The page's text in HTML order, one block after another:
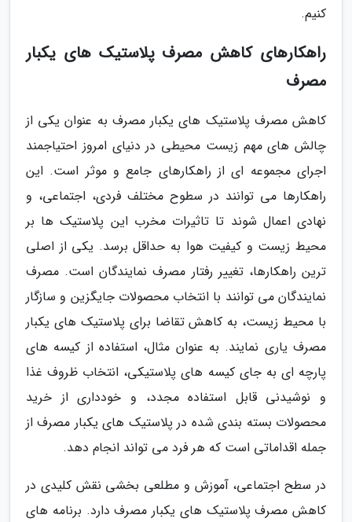
کنیم.
راهکارهای کاهش مصرف پلاستیک های یکبار
مصرف
کاهش مصرف پلاستیک های یکبار مصرف به عنوان یکی از
چالش های مهم زیست محیطی در دنیای امروز احتیاجمند
اجرای مجموعه ای از راهکارهای جامع و موثر است. این
راهکارها می توانند در سطوح مختلف فردی، اجتماعی، و
نهادی اعمال شوند تا تاثیرات مخرب این پلاستیک ها بر
محیط زیست و کیفیت هوا به حداقل برسد. یکی از اصلی
ترین راهکارها، تغییر رفتار مصرف نمایندگان است. مصرف
نمایندگان می توانند با انتخاب محصولات جایگزین و سازگار
با محیط زیست، به کاهش تقاضا برای پلاستیک های یکبار
مصرف یاری نمایند. به عنوان مثال، استفاده از کیسه های
پارچه ای به جای کیسه های پلاستیکی، انتخاب ظروف غذا
و نوشیدنی قابل استفاده مجدد، و خودداری از خرید
محصولات بسته بندی شده در پلاستیک های یکبار مصرف از
جمله اقداماتی است که هر فرد می تواند انجام دهد.
در سطح اجتماعی، آموزش و مطلعی بخشی نقش کلیدی در
کاهش مصرف پلاستیک های یکبار مصرف دارد. برنامه های